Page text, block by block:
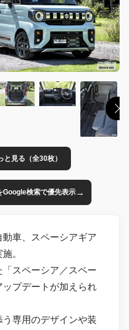
見る（全30枚）
Google検索で優先表示→
車、スペーシアギア
。
スペーシア／スペー
プデートが加えられ
専用のデザインや装